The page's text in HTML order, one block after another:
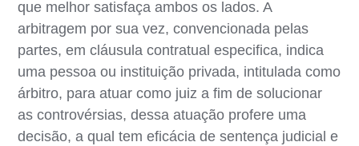
que melhor satisfaça ambos os lados. A
arbitragem por sua vez, convencionada pelas
partes, em cláusula contratual especifica, indica
uma pessoa ou instituição privada, intitulada como
árbitro, para atuar como juiz a fim de solucionar
as controvérsias, dessa atuação profere uma
decisão, a qual tem eficácia de sentença judicial e